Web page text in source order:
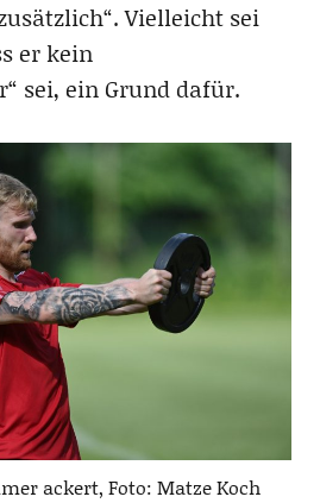
Vielleicht sei
er kein
sei, ein Grund dafür.
ackert, Foto: Matze Koch